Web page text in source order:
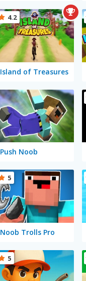
Island of Treasures
4.2
Push Noob
Noob Trolls Pro
5
5